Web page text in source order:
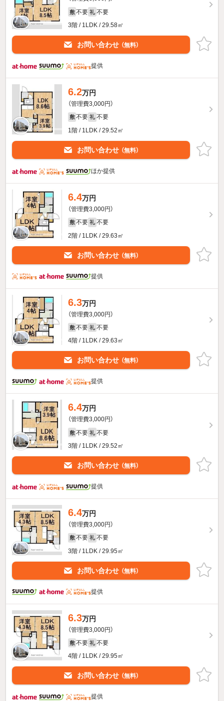
敷 不要 礼 不要
3階 / 1LDK / 29.58㎡
お問い合わせ （無料）
提供
6.2万円
（管理費3,000円）
敷 不要 礼 不要
1階 / 1LDK / 29.52㎡
お問い合わせ （無料）
ほか提供
6.4万円
（管理費3,000円）
敷 不要 礼 不要
2階 / 1LDK / 29.63㎡
お問い合わせ （無料）
提供
6.3万円
（管理費3,000円）
敷 不要 礼 不要
4階 / 1LDK / 29.63㎡
お問い合わせ （無料）
提供
6.4万円
（管理費3,000円）
敷 不要 礼 不要
3階 / 1LDK / 29.52㎡
お問い合わせ （無料）
提供
6.4万円
（管理費3,000円）
敷 不要 礼 不要
3階 / 1LDK / 29.95㎡
お問い合わせ （無料）
提供
6.3万円
（管理費3,000円）
敷 不要 礼 不要
4階 / 1LDK / 29.95㎡
お問い合わせ （無料）
提供